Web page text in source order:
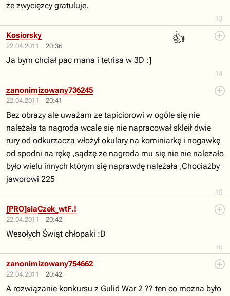
13
że zwycięzcy gratuluje.
22.04.2011 20:36
👍
14
Kosiorsky
Ja bym chciał pac mana i tetrisa w 3D :]
22.04.2011 20:41
15
zanonimizowany736245
Bez obrazy ale uważam ze tapiciorowi w ogóle się nie
należała ta nagroda wcale się nie napracował skleił dwie
rury od odkurzacza włożył okulary na kominiarkę i nogawkę
od spodni na rękę ,sądzę ze nagroda mu się nie nie należało
było wielu innych którym się naprawdę należała ,Chociażby
jaworowi 225
22.04.2011 20:42
16
[PRO]siaCzek_wtF.!
Wesołych Świąt chłopaki :D
22.04.2011 20:42
zanonimizowany754662
A rozwiązanie konkursu z Gulid War 2 ?? ten co można było